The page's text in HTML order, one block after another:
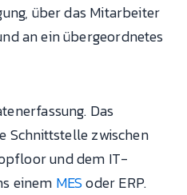
über das Mitarbeiter
an ein übergeordnetes
Das
Schnittstelle zwischen
und dem IT-
einem MESoder ERP.